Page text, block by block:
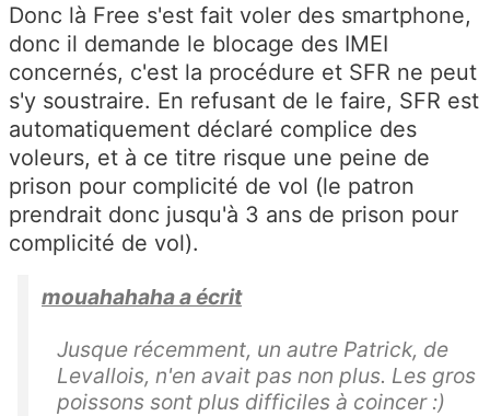
Donc là Free s'est fait voler des smartphone,
donc il demande le blocage des IMEI
concernés, c'est la procédure et SFR ne peut
s'y soustraire. En refusant de le faire, SFR est
automatiquement déclaré complice des
voleurs, et à ce titre risque une peine de
prison pour complicité de vol (le patron
prendrait donc jusqu'à 3 ans de prison pour
complicité de vol).
mouahahaha a écrit
Jusque récemment, un autre Patrick, de
Levallois, n'en avait pas non plus. Les gros
poissons sont plus difficiles à coincer :)